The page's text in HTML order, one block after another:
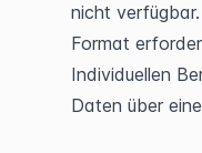
nicht
Format
Individuellen
Daten über